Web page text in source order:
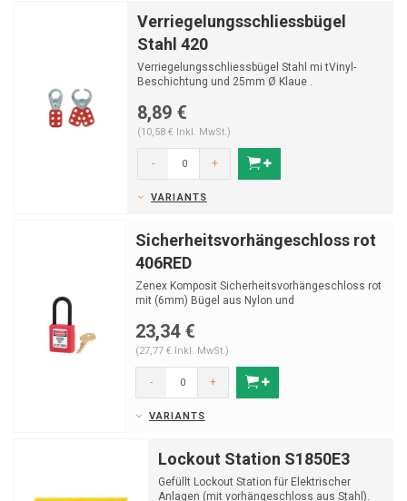
Verriegelungsschliessbügel
Stahl 420
Verriegelungsschliessbügel Stahl mi tVinyl-
Beschichtung und 25mm Ø Klaue .
8,89 €
(10,58 € Inkl. MwSt.)
- +
VARIANTS
Sicherheitsvorhängeschloss rot
406RED
Zenex Komposit Sicherheitsvorhängeschloss rot
mit (6mm) Bügel aus Nylon und
23,34 €
(27,77 € Inkl. MwSt.)
- +
VARIANTS
Lockout Station S1850E3
Gefüllt Lockout Station für Elektrischer
Anlagen (mit vorhängeschloss aus Stahl).